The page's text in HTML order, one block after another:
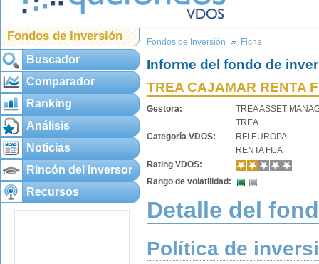
Fondos de Inversión
Buscador
Comparador
Ranking
Análisis
Noticias
Rincón del inversor
Recursos
Fondos de Inversión Ficha
Informe del fondo de
TREA CAJAMAR RENTA
Gestora:
TREA ASSET
TREA
Categoría VDOS:
RFI EUROPA
RENTA FIJA
Rating VDOS:
Rango de volatilidad:
Detalle del
Política de